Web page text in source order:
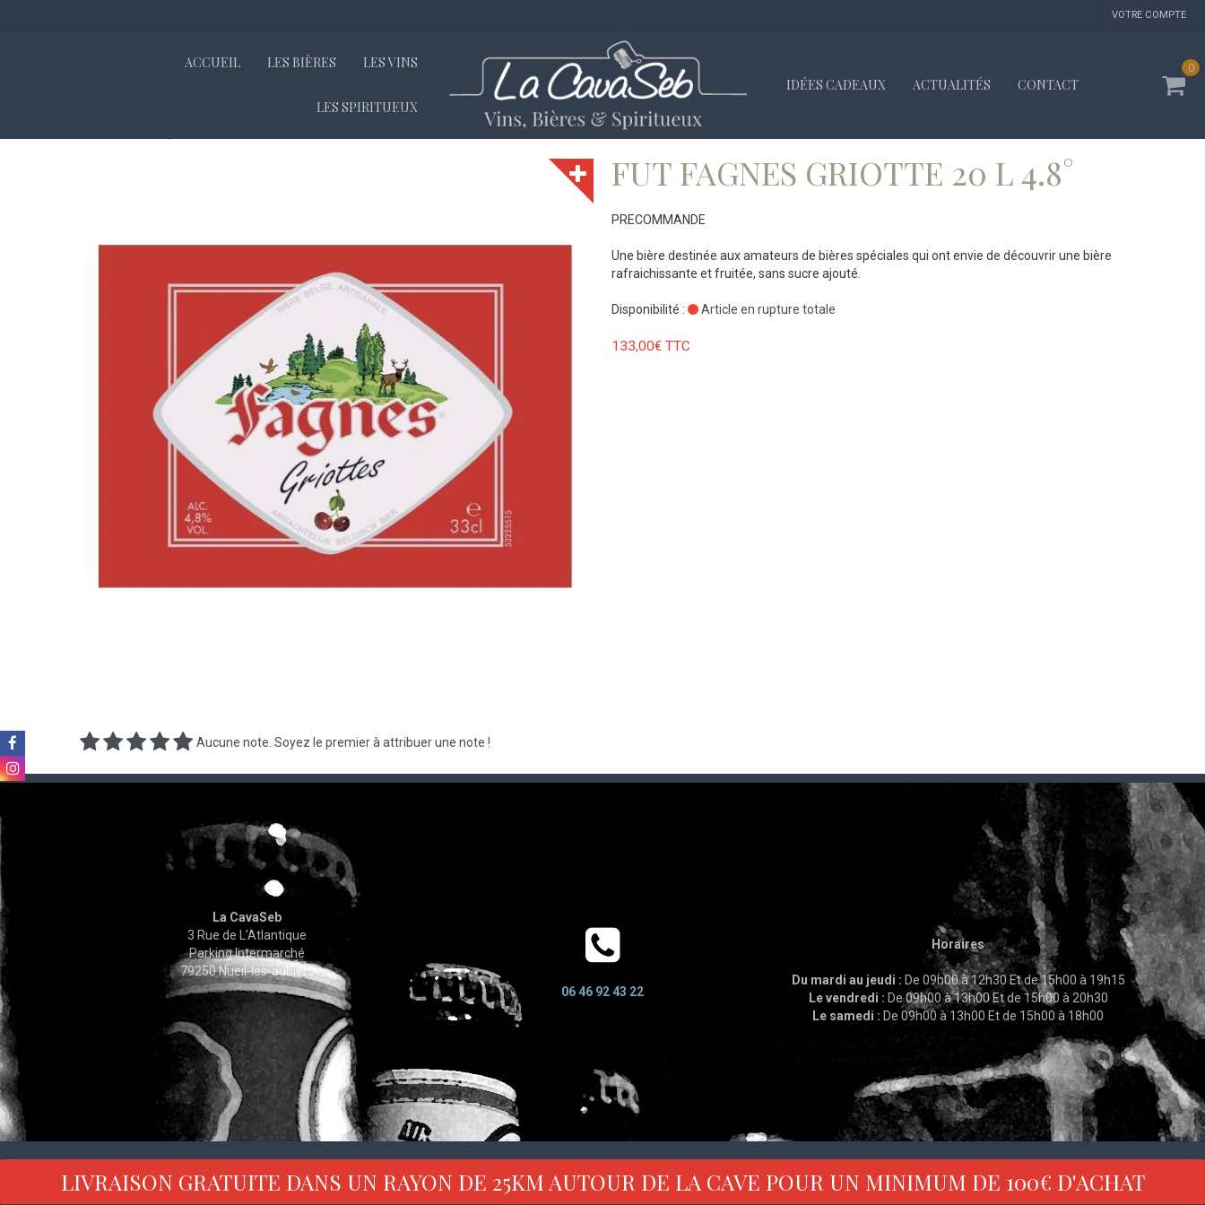
ACCUEIL LES BIÈRES LES VINS
LES SPIRITUEUX
IDÉES CADEAUX ACTUALITÉS CONTACT
0
VOTRE COMPTE
FUT FAGNES GRIOTTE 20 L 4.8°
PRECOMMANDE
Une bière destinée aux amateurs de bières spéciales qui ont envie de découvrir une bière
rafraichissante et fruitée, sans sucre ajouté.
Disponibilité : Article en rupture totale
133,00€ TTC
Aucune note. Soyez le premier à attribuer une note !
La CavaSeb
3 Rue de L'Atlantique
Parking Intermarché
79250 Nueil-les-aubiers
06 46 92 43 22
Horaires
Du mardi au jeudi : De 09h00 à 12h30 Et de 15h00 à 19h15
Le vendredi : De 09h00 à 13h00 Et de 15h00 à 20h30
Le samedi : De 09h00 à 13h00 Et de 15h00 à 18h00
LIVRAISON GRATUITE DANS UN RAYON DE 25KM AUTOUR DE LA CAVE POUR UN MINIMUM DE 100€ D'ACHAT